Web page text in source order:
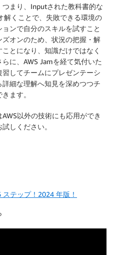
まり、Inputされた教科書的な
解くことで、失敗できる環境の
ンで自分のスキルを試すこと
オンのため、状況の把握・解
とになり、知識だけではなく
に、AWS Jamを経て気付いた
してチームにプレゼンテーシ
細な理解へ知見を深めつつチ
ます。
以外の技術にも応用ができ
しください。
テップ！2024 年版！